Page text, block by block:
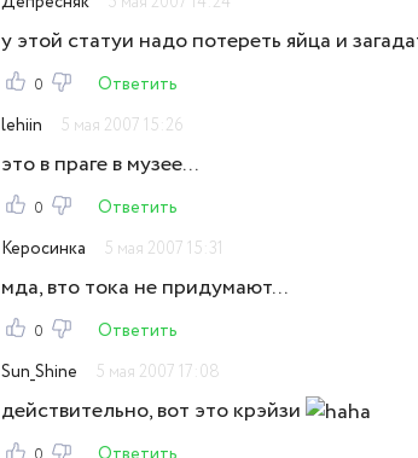
у этой статуи надо потереть яйца и
0
Ответить
lehiin
5 мая 2007 15:26
это в праге в музее...
0
Ответить
Керосинка
5 мая 2007 15:31
мда, вто тока не придумают...
0
Ответить
Sun_Shine
5 мая 2007 17:08
действительно, вот это крэйзи